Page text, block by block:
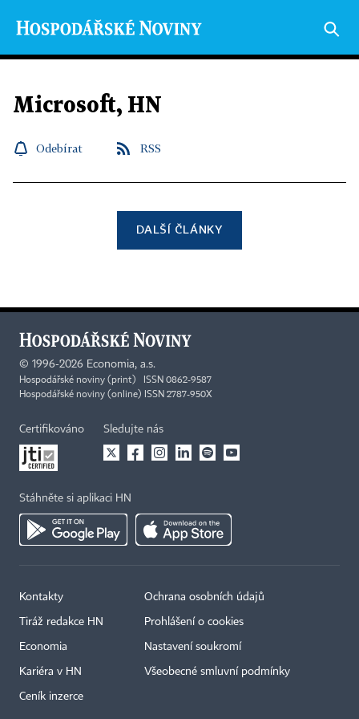
Microsoft, HN
Odebírat RSS
DALŠÍ ČLÁNKY
© 1996-2026 Economia, a.s.
Hospodářské noviny (print) ISSN 0862-9587
Hospodářské noviny (online) ISSN 2787-950X
Certifikováno Sledujte nás
Stáhněte si aplikaci HN
Kontakty
Tiráž redakce HN
Economia
Kariéra v HN
Ceník inzerce
Ochrana osobních údajů
Prohlášení o cookies
Nastavení soukromí
Všeobecné smluvní podmínky